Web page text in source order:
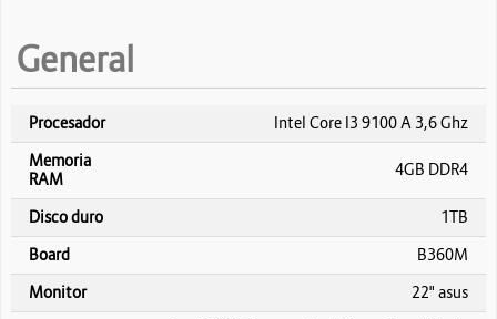
General
Procesador
Intel Core I3 9100 A 3,6 Ghz
Memoria
RAM
4GB DDR4
Disco duro
1TB
Board
B360M
Monitor
22" asus